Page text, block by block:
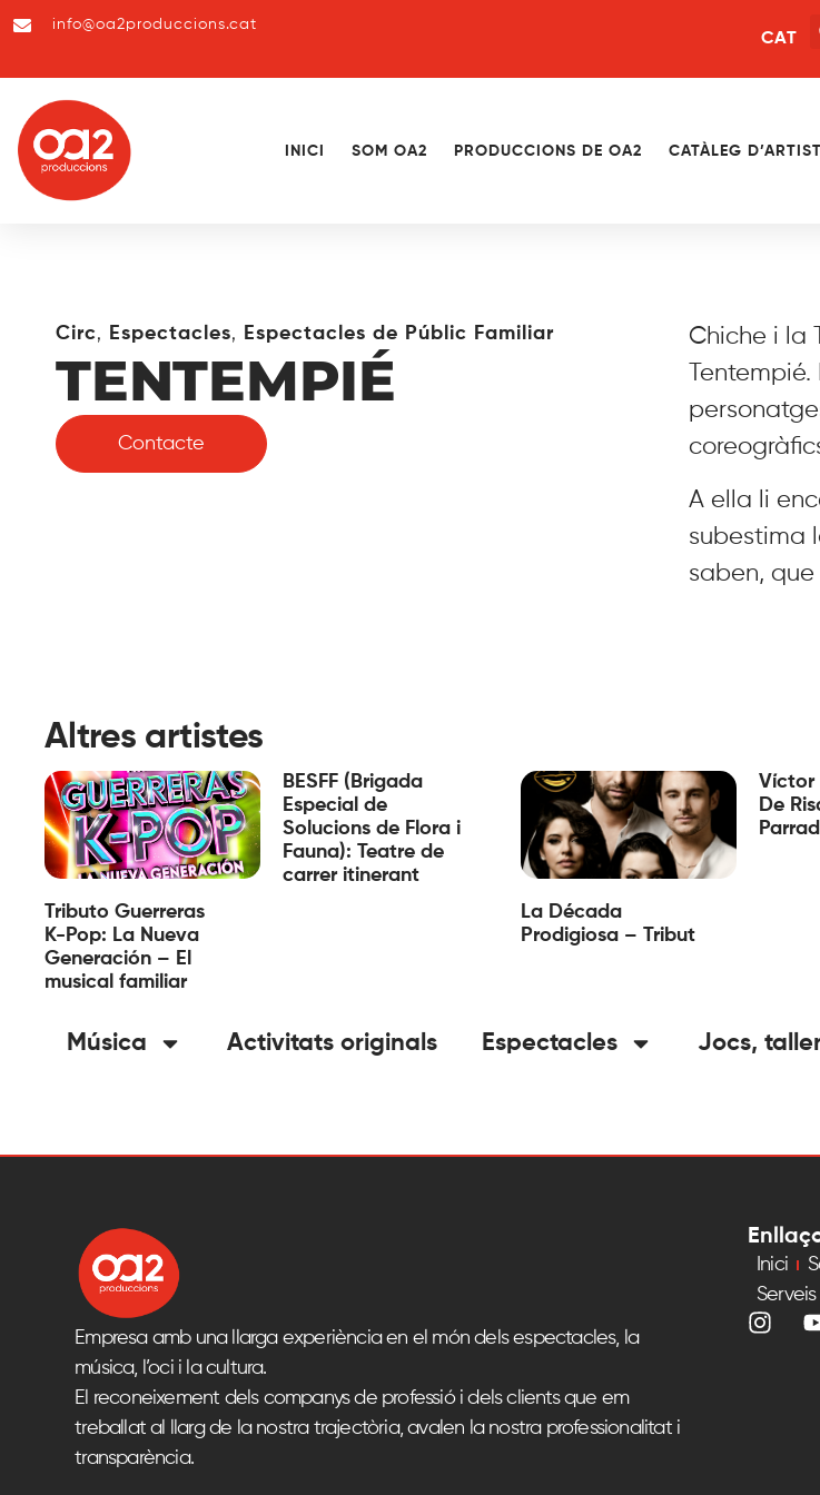
info@oa2produccions.cat
CAT
INICI SOM OA2 PRODUCCIONS DE OA2 CATÀLEG
Circ, Espectacles, Espectacles de Públic Familiar
TENTEMPIÉ
Contacte
Chiche i la
A ella li
subestima
saben, que
Altres artistes
Tributo Guerreras
K-Pop: La Nueva
Generación – El
musical familiar
BESFF (Brigada
Especial de
Solucions de Flora i
Fauna): Teatre de
carrer itinerant
La Década
Prodigiosa – Tribut
Víctor
De
Música Activitats originals Espectacles Jocs,
Empresa amb una llarga experiència en el món dels espectacles, la
música, l’oci i la cultura.
El reconeixement dels companys de professió i dels clients que em
treballat al llarg de la nostra trajectòria, avalen la nostra professionalitat i
transparència.
Inici
Serveis